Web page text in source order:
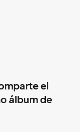
el
álbum de